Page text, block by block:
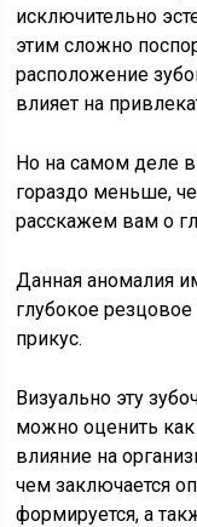
исключительно
этим сложно
расположение
влияет на
Но на самом деле
гораздо меньше,
расскажем вам о
Данная аномалия
глубокое
прикус.
Визуально эту
можно оценить как
влияние на
чем заключается
формируется, а